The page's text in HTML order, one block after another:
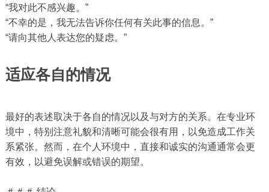
“我对此不感兴趣。”
“不幸的是，我无法告诉你任何有关此事的信息。”
“请向其他人表达您的疑虑。”
适应各自的情况
最好的表述取决于各自的情况以及与对方的关系。在专业环
境中，特别注意礼貌和清晰可能会很有用，以免造成工作关
系紧张。然而，在个人环境中，直接和诚实的沟通通常会更
有效，以避免误解或错误的期望。